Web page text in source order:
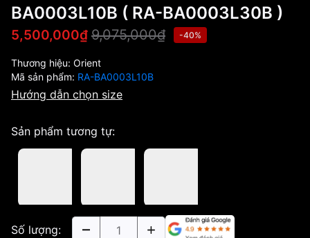
BA0003L10B ( RA-BA0003L30B )
5,500,000₫ 9,075,000₫ -40%
Thương hiệu: Orient
Mã sản phẩm: RA-BA0003L10B
Hướng dẫn chọn size
Sản phẩm tương tự:
Số lượng: